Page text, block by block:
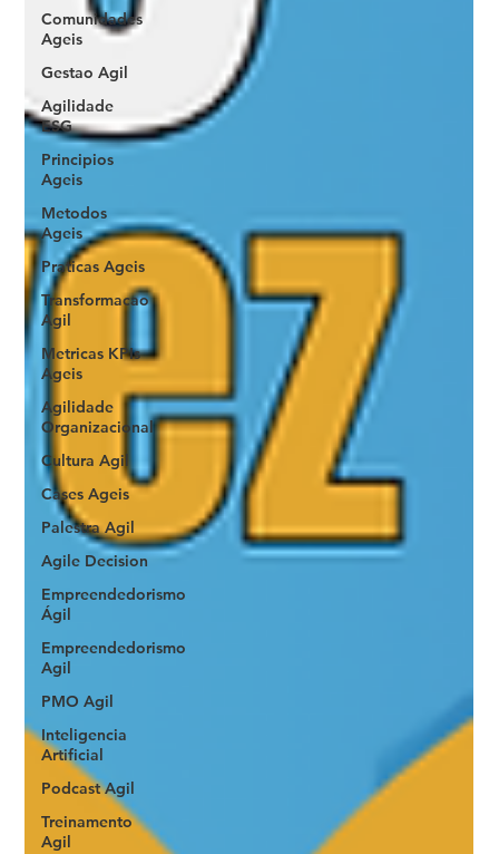
Comunidades
Ageis
Gestao Agil
Agilidade
ESG
Principios
Ageis
Metodos
Ageis
Praticas Ageis
Transformacao
Agil
Metricas KPIs
Ageis
Agilidade
Organizacional
Cultura Agil
Cases Ageis
Palestra Agil
Agile Decision
Empreendedorismo
Ágil
Empreendedorismo
Agil
PMO Agil
Inteligencia
Artificial
Podcast Agil
Treinamento
Agil